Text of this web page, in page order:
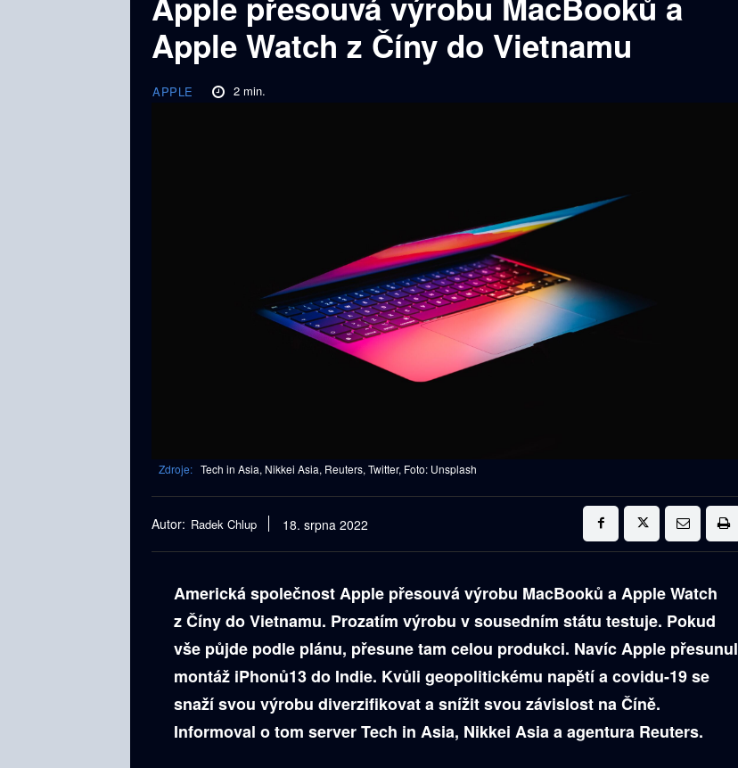
Apple Watch z Číny do Vietnamu
APPLE 2min.
Zdroje: Tech in Asia, Nikkei Asia, Reuters, Twitter, Foto: Unsplash
Autor: Radek Chlup 18. srpna 2022
Americká společnost Apple přesouvá výrobu MacBooků a Apple Watch
z Číny do Vietnamu. Prozatím výrobu v sousedním státu testuje. Pokud
vše půjde podle plánu, přesune tam celou produkci. Navíc Apple přesunul
montáž iPhonů13 do Indie. Kvůli geopolitickému napětí a covidu-19 se
snaží svou výrobu diverzifikovat a snížit svou závislost na Číně.
Informoval o tom server Tech in Asia, Nikkei Asia a agentura Reuters.